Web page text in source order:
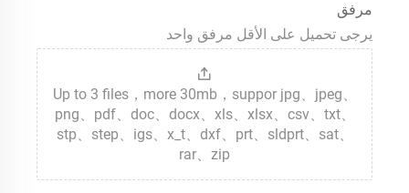
مرفق
يرجى تحميل على الأقل مرفق واحد
Up to 3 files，more 30mb，suppor jpg、jpeg、
png、pdf、doc、docx、xls、xlsx、csv、txt、
stp、step、igs、x_t、dxf、prt、sldprt、sat、
rar、zip